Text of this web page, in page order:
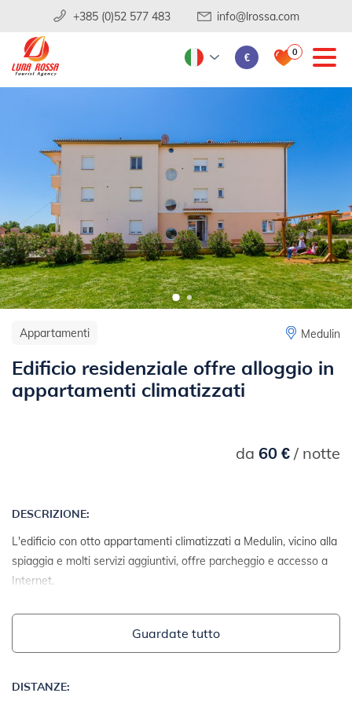
+385 (0)52 577 483 info@lrossa.com
€ 0
Appartamenti Medulin
Edificio residenziale offre alloggio in
appartamenti climatizzati
da 60 €/ notte
DESCRIZIONE:
L'edificio con otto appartamenti climatizzati a Medulin, vicino alla
spiaggia e molti servizi aggiuntivi, offre parcheggio e accesso a
Internet.
Guardate tutto
DISTANZE: